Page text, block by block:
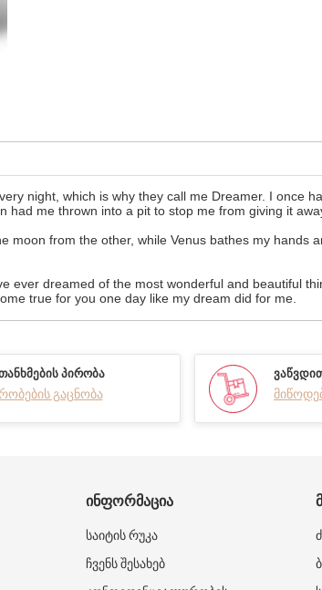
night, which is why they call me Dreamer. I once
had me thrown into a pit to stop me from giving it
from the other, while Venus bathes my hands
ever dreamed of the most wonderful and beautiful
true for you one day like my dream did for me.
ᲞᲘᲠᲝᲑᲐ
გაცნობა
ᲘᲜᲤᲝᲠᲛᲐᲪᲘᲐ
საიტის რუკა
ჩვენს შესახებ